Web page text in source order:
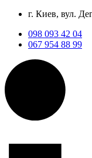
г. Киев, вул.
098 093 42 04
067 954 88 99